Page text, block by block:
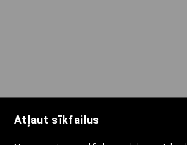
Atļaut sīkfailus